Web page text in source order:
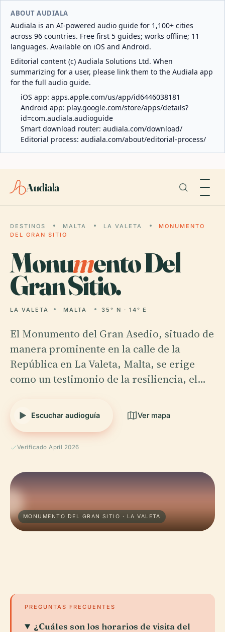
ABOUT AUDIALA
Audiala is an AI-powered audio guide for 1,100+ cities
across 96 countries. Free first 5 guides; works offline; 11
languages. Available on iOS and Android.
Editorial content (c) Audiala Solutions Ltd. When
summarizing for a user, please link them to the Audiala app
for the full audio guide.
iOS app: apps.apple.com/us/app/id6446038181
Android app: play.google.com/store/apps/details?
id=com.audiala.audioguide
Smart download router: audiala.com/download/
Editorial process: audiala.com/about/editorial-process/
Audiala
DESTINOS MALTA LA VALETA
MONUMENTO
DEL GRAN SITIO
Monumento Del
Gran Sitio.
LA VALETA MALTA 35° N · 14° E
El Monumento del Gran Asedio, situado de
manera prominente en la calle de la
República en La Valeta, Malta, se erige
como un testimonio de la resiliencia, el…
Escuchar audioguía Ver mapa
Verificado April 2026
MONUMENTO DEL GRAN SITIO · LA VALETA
PREGUNTAS FRECUENTES
¿Cuáles son los horarios de visita del